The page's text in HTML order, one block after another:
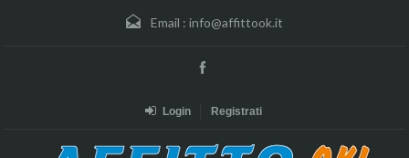
Email : info@affittook.it
Login Registrati